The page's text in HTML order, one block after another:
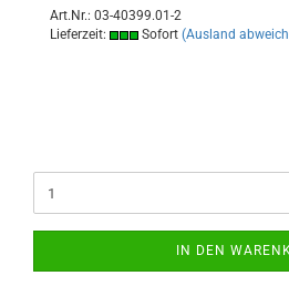
Art.Nr.: 03-40399.01-2
Lieferzeit:
Sofort (Ausland
IN DEN